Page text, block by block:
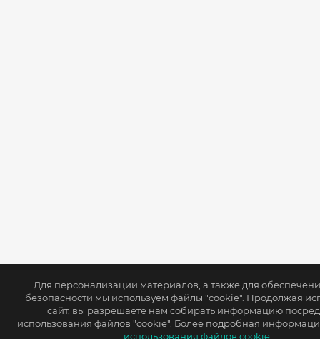
Для персонализации материалов, а также для
безопасности мы используем файлы "cookie". Продолжая
сайт, вы разрешаете нам собирать информацию
использования файлов "cookie". Более подробная
использования файлов cookie.